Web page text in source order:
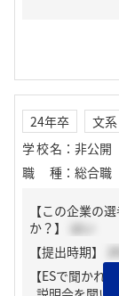
24年卒 文系
学校名 ： 非公開
職種 ： 総合職
【この企業の
か？】
はい
【提出時期】
【ESで聞かれ